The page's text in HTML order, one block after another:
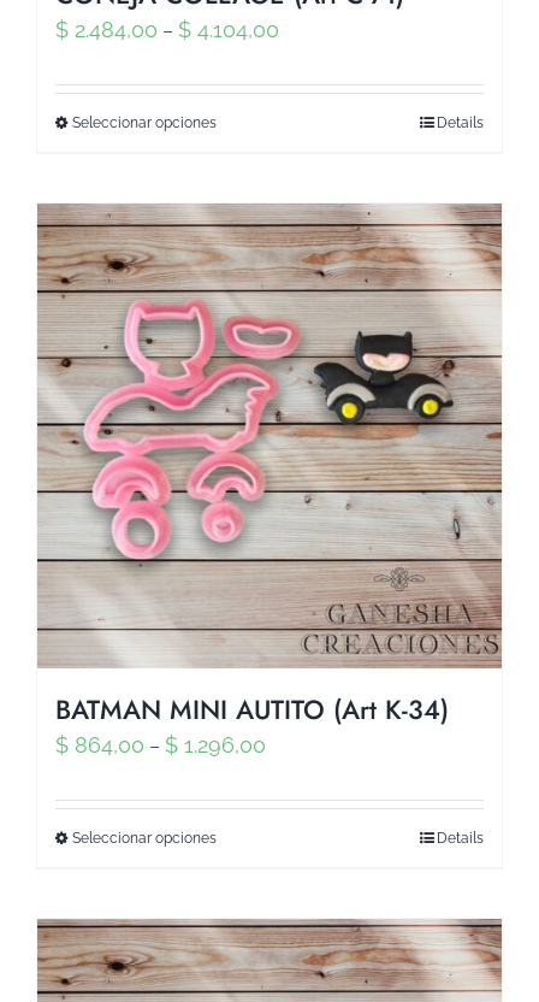
$ 2.484,00 – $ 4.104,00
Seleccionar opciones Details
BATMAN MINI AUTITO (Art K-34)
$ 864,00 – $ 1.296,00
Seleccionar opciones Details